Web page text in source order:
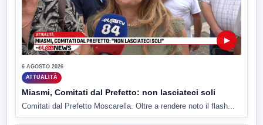
▶
6 AGOSTO 2026
ATTUALITÀ
Miasmi, Comitati dal Prefetto: non lasciateci soli
Comitati dal Prefetto Moscarella. Oltre a rendere noto il flash...